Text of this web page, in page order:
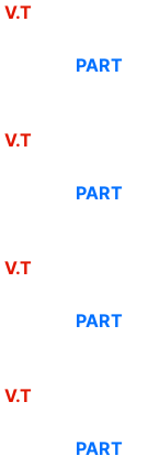
V.T
PART
V.T
PART
V.T
PART
V.T
PART